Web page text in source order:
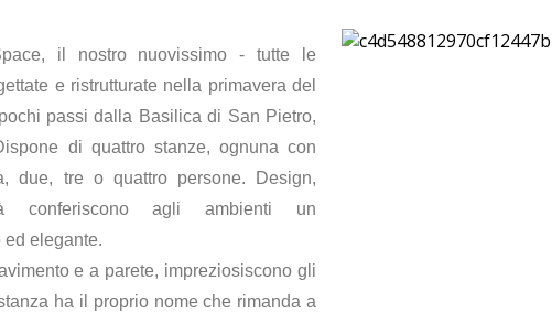
il nostro nuovissimo - tutte le
e ristrutturate nella primavera del
passi dalla Basilica di San Pietro,
di quattro stanze, ognuna con
due, tre o quattro persone. Design,
conferiscono agli ambienti un
elegante.
e a parete, impreziosiscono gli
ha il proprio nome che rimanda a